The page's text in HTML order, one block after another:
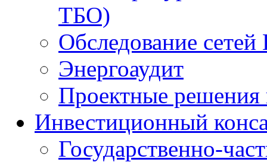
ТБО)
Обследование
Энергоаудит
Проектные решения
Инвестиционный
Государственно-